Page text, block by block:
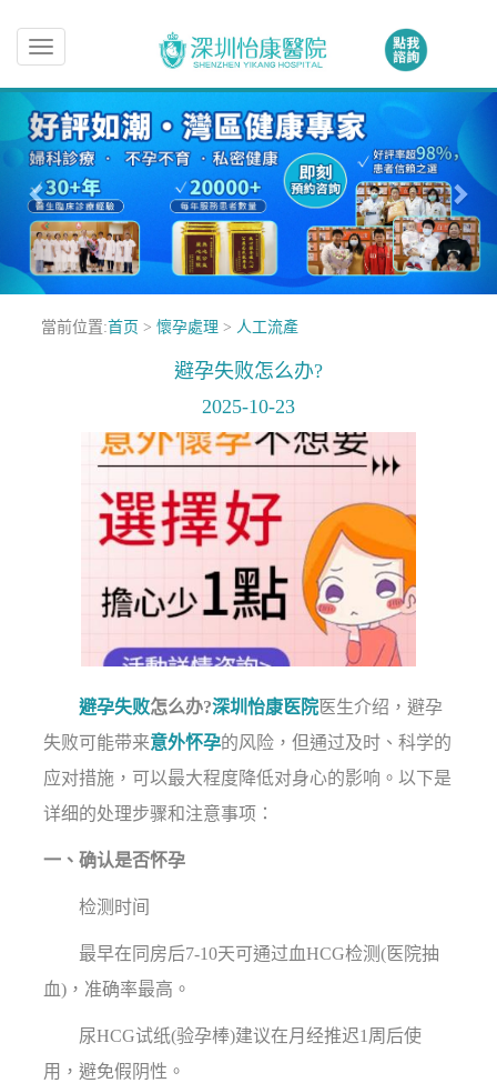
Toggle
navigation
當前位置:首页 > 懷孕處理 > 人工流產
避孕失败怎么办?
2025-10-23
避孕失败怎么办?深圳怡康医院医生介绍，避孕
失败可能带来意外怀孕的风险，但通过及时、科学的
应对措施，可以最大程度降低对身心的影响。以下是
详细的处理步骤和注意事项：
一、确认是否怀孕
检测时间
最早在同房后7-10天可通过血HCG检测(医院抽
血)，准确率最高。
尿HCG试纸(验孕棒)建议在月经推迟1周后使
用，避免假阴性。